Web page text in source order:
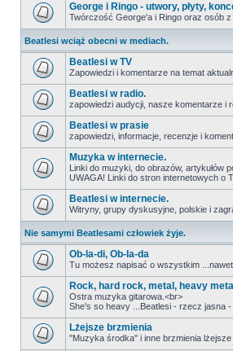
George i Ringo - utwory, płyty,
Twórczość George'a i Ringo oraz osób z
Beatlesi wciąż obecni w mediach.
Beatlesi w TV
Zapowiedzi i komentarze na temat
Beatlesi w radio.
zapowiedzi audycji, nasze komentarze i
Beatlesi w prasie
zapowiedzi, informacje, recenzje i
Muzyka w internecie.
Linki do muzyki, do obrazów, artykułów
UWAGA! Linki do stron internetowych o
Beatlesi w internecie.
Witryny, grupy dyskusyjne, polskie i
Nie samymi Beatlesami człowiek żyje.
Ob-la-di, Ob-la-da
Tu możesz napisać o wszystkim
Rock, hard rock, metal, heavy
Ostra muzyka gitarowa.<br>
She's so heavy ...Beatlesi - rzecz jasna
Lżejsze brzmienia
"Muzyka środka" i inne brzmienia